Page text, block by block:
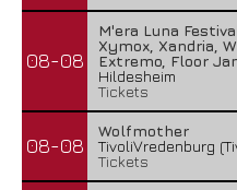
08-08
M'era Luna
Xymox, Xandria,
Extremo, Floor
Hildesheim
Tickets
08-08
Wolfmother
TivoliVredenburg
Tickets